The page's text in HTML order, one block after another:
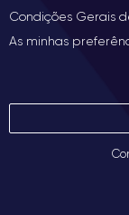
Condições Gerais
As minhas